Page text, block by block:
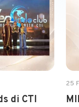
di CTI
25